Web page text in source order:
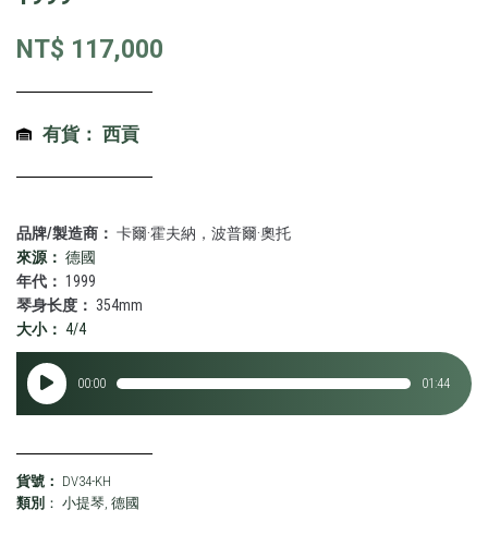
NT$ 117,000
有貨： 西貢
品牌/製造商： 卡爾·霍夫納，波普爾·奧托
來源： 德國
年代： 1999
琴身长度： 354mm
大小： 4/4
音
訊
器
00:00 01:44
貨號： DV34-KH
類別 ： 小提琴 德國